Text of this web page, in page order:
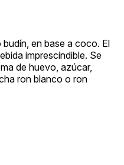
en base a coco. El
imprescindible. Se
de huevo, azúcar,
ron blanco o ron